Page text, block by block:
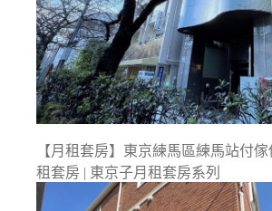
【月租套房】東京練馬區練馬站付
租套房 | 東京子月租套房系列